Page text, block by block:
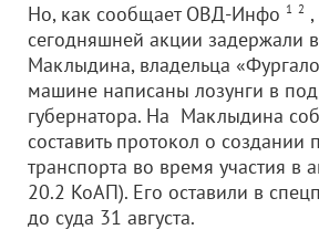
Но, как сообщает ОВД-Инфо 1 2
сегодняшней акции задержали
Маклыдина, владельца
машине написаны лозунги в
губернатора. На Маклыдина
составить протокол о
транспорта во время участия в
20.2 КоАП). Его оставили в
до суда 31 августа.